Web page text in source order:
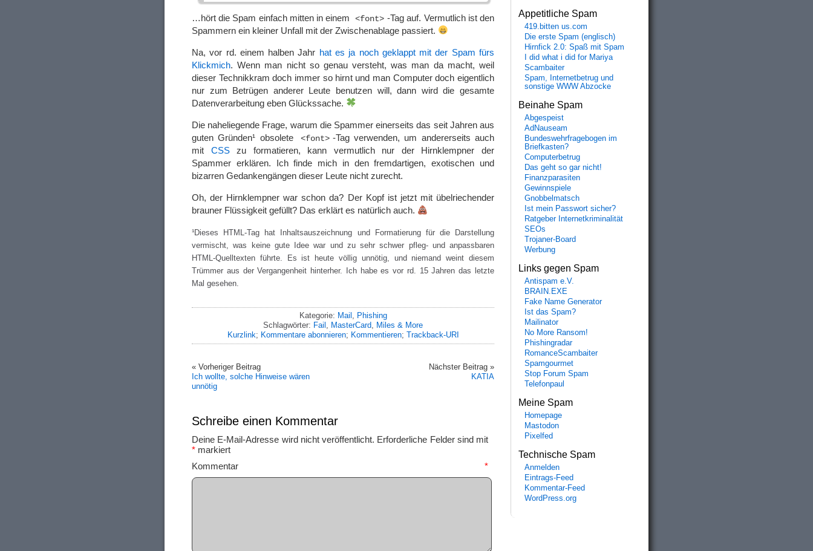
…hört die Spam einfach mitten in einem <font> -Tag auf. Vermutlich ist den
Spammern ein kleiner Unfall mit der Zwischenablage passiert.
Na, vor rd. einem halben Jahr hat es ja noch geklappt mit der Spam fürs
Klickmich. Wenn man nicht so genau versteht, was man da macht, weil
dieser Technikkram doch immer so hirnt und man Computer doch eigentlich
nur zum Betrügen anderer Leute benutzen will, dann wird die gesamte
Datenverarbeitung eben Glückssache.
Die naheliegende Frage, warum die Spammer einerseits das seit Jahren aus
guten Gründen¹ obsolete
<font> -Tag verwenden, um andererseits auch
mit CSSzu formatieren, kann vermutlich nur der Hirnklempner der
Spammer erklären. Ich finde mich in den fremdartigen, exotischen und
bizarren Gedankengängen dieser Leute nicht zurecht.
Oh, der Hirnklempner war schon da? Der Kopf ist jetzt mit übelriechender
brauner Flüssigkeit gefüllt? Das erklärt es natürlich auch.
¹Dieses HTML-Tag hat Inhaltsauszeichnung und Formatierung für die Darstellung
vermischt, was keine gute Idee war und zu sehr schwer pfleg- und anpassbaren
HTML-Quelltexten führte. Es ist heute völlig unnötig, und niemand weint diesem
Trümmer aus der Vergangenheit hinterher. Ich habe es vor rd. 15 Jahren das letzte
Mal gesehen.
Kategorie: Mail , Phishing
Schlagwörter: Fail , MasterCard, Miles & More
Kurzlink; Kommentare abonnieren; Kommentieren; Trackback-URI
« Vorheriger Beitrag
Ich wollte, solche Hinweise wären
unnötig
Nächster Beitrag »
KATIA
Schreibe einen Kommentar
Deine E-Mail-Adresse wird nicht veröffentlicht. Erforderliche Felder sind mit
* markiert
Kommentar *
Appetitliche Spam
419.bitten us.com
Die erste Spam (englisch)
Hirnfick 2.0: Spaß mit Spam
I did what i did for Mariya
Scambaiter
Spam, Internetbetrug und
sonstige WWW Abzocke
Beinahe Spam
Abgespeist
AdNauseam
Bundeswehrfragebogen im
Briefkasten?
Computerbetrug
Das geht so gar nicht!
Finanzparasiten
Gewinnspiele
Gnobbelmatsch
Ist mein Passwort sicher?
Ratgeber Internetkriminalität
SEOs
Trojaner-Board
Werbung
Links gegen Spam
Antispam e.V.
BRAIN.EXE
Fake Name Generator
Ist das Spam?
Mailinator
No More Ransom!
Phishingradar
RomanceScambaiter
Spamgourmet
Stop Forum Spam
Telefonpaul
Meine Spam
Homepage
Mastodon
Pixelfed
Technische Spam
Anmelden
Eintrags-Feed
Kommentar-Feed
WordPress.org